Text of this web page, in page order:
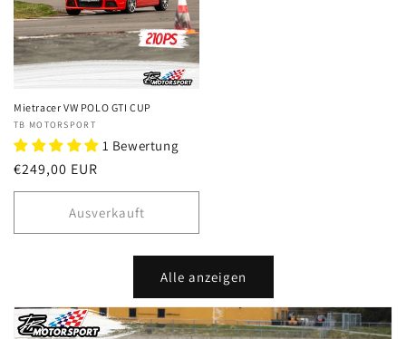
Mietracer VW POLO GTI CUP
Anbieter:
TB MOTORSPORT
1 Bewertung
Normaler
Preis
€249,00 EUR
Ausverkauft
Alle anzeigen